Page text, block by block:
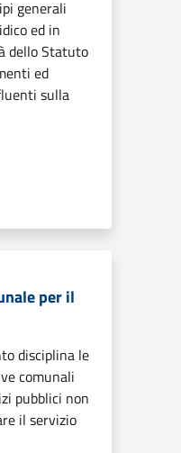
generali
ed in
dello Statuto
ed
sulla
per il
disciplina le
comunali
pubblici non
il servizio